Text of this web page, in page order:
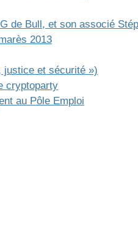
de Bull, et son associé
2013
justice et sécurité »)
cryptoparty
au Pôle Emploi